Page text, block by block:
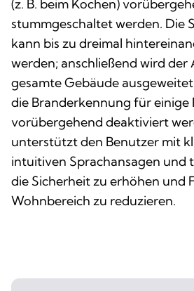
(z. B. beim Kochen)
stummgeschaltet werden. Die
kann bis zu dreimal
werden; anschließend wird der
gesamte Gebäude
die Branderkennung für einige
vorübergehend deaktiviert
unterstützt den Benutzer mit
intuitiven Sprachansagen und
die Sicherheit zu erhöhen und
Wohnbereich zu reduzieren.